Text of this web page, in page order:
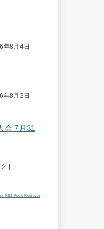
年8月4日 -
年8月3日 -
会 7月31
RSS Feed Retriever